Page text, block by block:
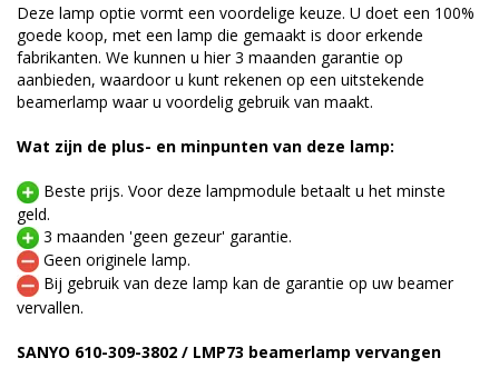
Deze lamp optie vormt een voordelige keuze. U doet een 100%
goede koop, met een lamp die gemaakt is door erkende
fabrikanten. We kunnen u hier 3 maanden garantie op
aanbieden, waardoor u kunt rekenen op een uitstekende
beamerlamp waar u voordelig gebruik van maakt.
Wat zijn de plus- en minpunten van deze lamp:
Beste prijs. Voor deze lampmodule betaalt u het minste
geld.
3 maanden 'geen gezeur' garantie.
Geen originele lamp.
Bij gebruik van deze lamp kan de garantie op uw beamer
vervallen.
SANYO 610-309-3802 / LMP73 beamerlamp vervangen